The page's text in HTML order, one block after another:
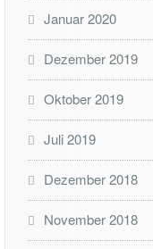
Januar 2020
Dezember 2019
Oktober 2019
Juli 2019
Dezember 2018
November 2018